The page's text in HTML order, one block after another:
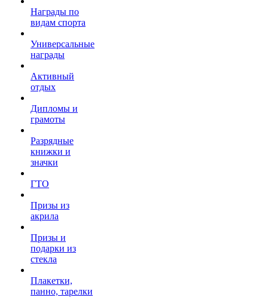
Награды по
видам спорта
Универсальные
награды
Активный
отдых
Дипломы и
грамоты
Разрядные
книжки и
значки
ГТО
Призы из
акрила
Призы и
подарки из
стекла
Плакетки,
панно, тарелки